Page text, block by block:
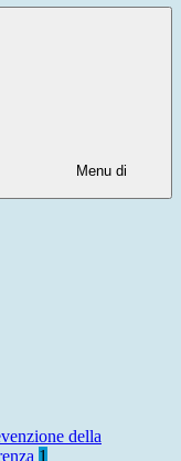
Menu di
della
1